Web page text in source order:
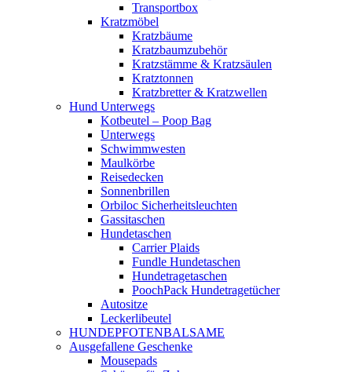
Transportbox
Kratzmöbel
Kratzbäume
Kratzbaumzubehör
Kratzstämme & Kratzsäulen
Kratztonnen
Kratzbretter & Kratzwellen
Hund Unterwegs
Kotbeutel – Poop Bag
Unterwegs
Schwimmwesten
Maulkörbe
Reisedecken
Sonnenbrillen
Orbiloc Sicherheitsleuchten
Gassitaschen
Hundetaschen
Carrier Plaids
Fundle Hundetaschen
Hundetragetaschen
PoochPack Hundetragetücher
Autositze
Leckerlibeutel
HUNDEPFOTENBALSAME
Ausgefallene Geschenke
Mousepads